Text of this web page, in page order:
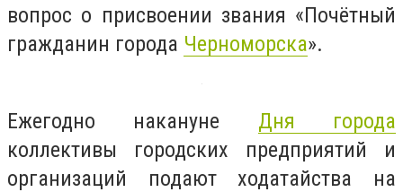
вопрос о присвоении звания «Почётный
гражданин города Черноморска».
Ежегодно накануне Дня города
коллективы городских предприятий и
организаций подают ходатайства на